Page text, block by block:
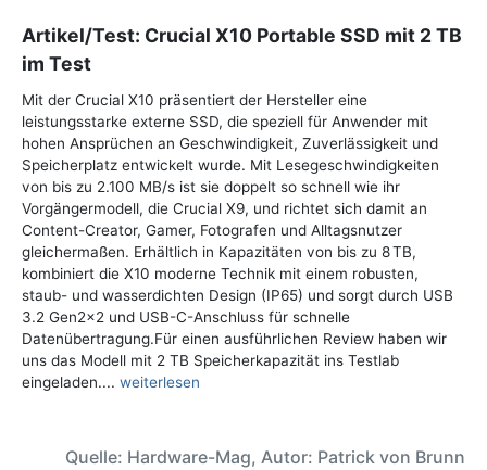
Artikel/Test: Crucial X10 Portable SSD mit 2 TB
im Test
Mit der Crucial X10 präsentiert der Hersteller eine
leistungsstarke externe SSD, die speziell für Anwender mit
hohen Ansprüchen an Geschwindigkeit, Zuverlässigkeit und
Speicherplatz entwickelt wurde. Mit Lesegeschwindigkeiten
von bis zu 2.100 MB/s ist sie doppelt so schnell wie ihr
Vorgängermodell, die Crucial X9, und richtet sich damit an
Content-Creator, Gamer, Fotografen und Alltagsnutzer
gleichermaßen. Erhältlich in Kapazitäten von bis zu 8 TB,
kombiniert die X10 moderne Technik mit einem robusten,
staub- und wasserdichten Design (IP65) und sorgt durch USB
3.2 Gen2x2 und USB-C-Anschluss für schnelle
Datenübertragung.Für einen ausführlichen Review haben wir
uns das Modell mit 2 TB Speicherkapazität ins Testlab
eingeladen.... weiterlesen
Quelle: Hardware-Mag, Autor: Patrick von Brunn